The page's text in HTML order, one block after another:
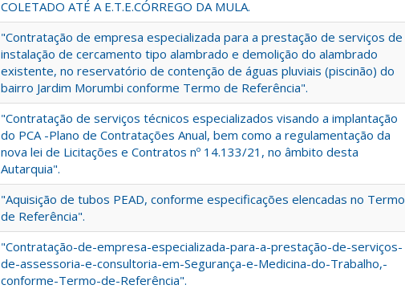
COLETADO ATÉ A E.T.E.CÓRREGO DA MULA.
"Contratação de empresa especializada para a prestação de serviços de
instalação de cercamento tipo alambrado e demolição do alambrado
existente, no reservatório de contenção de águas pluviais (piscinão) do
bairro Jardim Morumbi conforme Termo de Referência".
"Contratação de serviços técnicos especializados visando a implantação
do PCA -Plano de Contratações Anual, bem como a regulamentação da
nova lei de Licitações e Contratos nº 14.133/21, no âmbito desta
Autarquia".
"Aquisição de tubos PEAD, conforme especificações elencadas no Termo
de Referência".
"Contratação-de-empresa-especializada-para-a-prestação-de-serviços-
de-assessoria-e-consultoria-em-Segurança-e-Medicina-do-Trabalho,-
conforme-Termo-de-Referência".